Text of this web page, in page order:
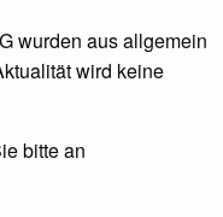
wurden aus allgemein
wird keine
bitte an